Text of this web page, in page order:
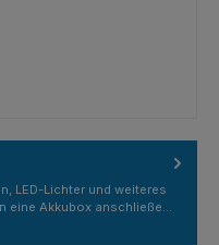
LED-Lichter und weiteres
eine Akkubox anschließe…